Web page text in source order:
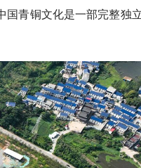
国青铜文化是一部完整独